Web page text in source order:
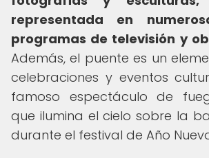
representada en
programas de televisión y
Además, el puente es un
celebraciones y eventos
famoso espectáculo de
que ilumina el cielo sobre la
durante el festival de Año